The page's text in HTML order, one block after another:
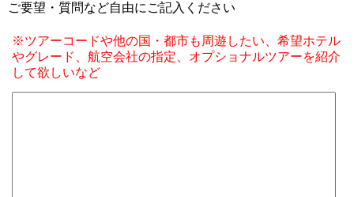
ご要望・質問など自由にご記入ください
※ツアーコードや他の国・都市も周遊したい、希望ホテル
やグレード、航空会社の指定、オプショナルツアーを紹介
して欲しいなど